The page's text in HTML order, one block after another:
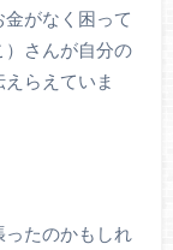
がなく困って
さんが自分の
らえていま
たのかもしれ